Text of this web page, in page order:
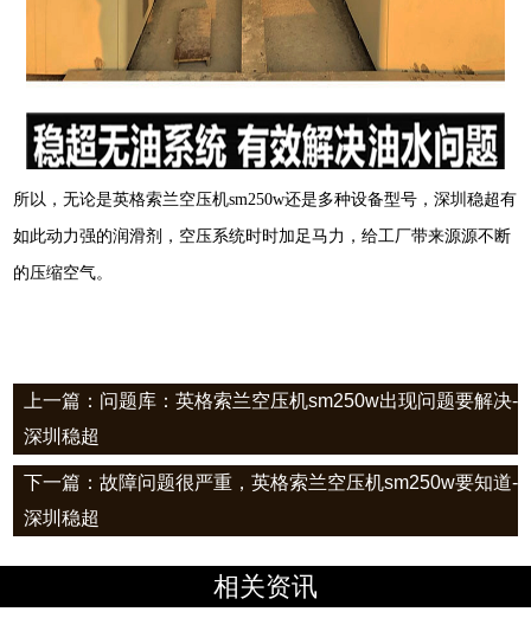
所以，无论是英格索兰空压机sm250w还是多种设备型号，深圳稳超有
如此动力强的润滑剂，空压系统时时加足马力，给工厂带来源源不断
的压缩空气。
上一篇：问题库：英格索兰空压机sm250w出现问题要解决-
深圳稳超
下一篇：故障问题很严重，英格索兰空压机sm250w要知道-
深圳稳超
相关资讯